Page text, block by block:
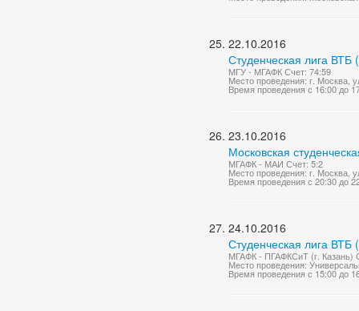
22.10.2016
Студенческая лига ВТБ
МГУ - МГАФК Счет: 74:59
Место проведения: г. Москва,
Время проведения с 16:00 до
23.10.2016
Московская
МГАФК - МАИ Счет: 5:2
Место проведения: г. Москва,
Время проведения с 20:30 до
24.10.2016
Студенческая лига ВТБ
МГАФК - ПГАФКСиТ (г. Казань)
Место проведения:
Время проведения с 15:00 до